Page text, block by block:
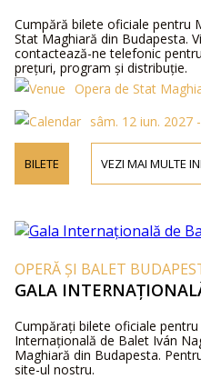
Cumpără bilete oficiale pentru
Stat Maghiară din Budapesta.
contactează-ne telefonic
prețuri, program și distribuție.
Opera de Stat
sâm. 12 iun. 2027
BILETE VEZI MAI MULTE
OPERĂ ȘI BALET
GALA
Cumpărați bilete oficiale
Internațională de Balet Iván
Maghiară din Budapesta.
site-ul nostru.